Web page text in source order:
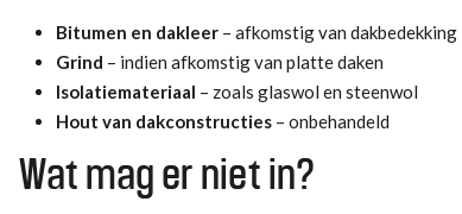
Bitumen en dakleer – afkomstig van dakbedekking
Grind – indien afkomstig van platte daken
Isolatiemateriaal – zoals glaswol en steenwol
Hout van dakconstructies – onbehandeld
Wat mag er niet in?